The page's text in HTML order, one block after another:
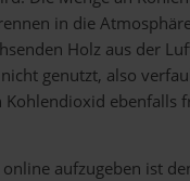
in die
Holz aus der
genutzt, also
Kohlendioxid ebenfalls
aufzugeben ist